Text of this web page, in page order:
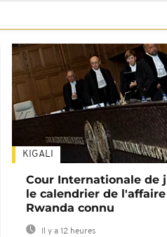
KIGALI
Cour Internationale de
le calendrier de l'affaire
Rwanda connu
Il y a 12 heures